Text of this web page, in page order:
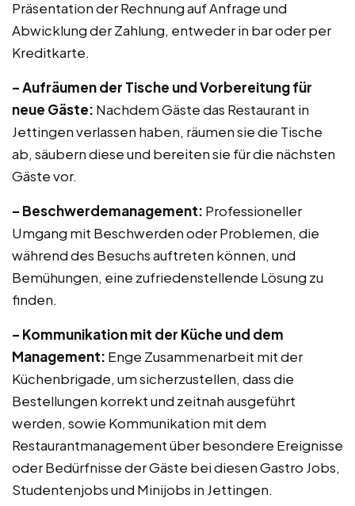
Präsentation der Rechnung auf Anfrage und
Abwicklung der Zahlung, entweder in bar oder per
Kreditkarte.
– Aufräumen der Tische und Vorbereitung für
neue Gäste: Nachdem Gäste das Restaurant in
Jettingen verlassen haben, räumen sie die Tische
ab, säubern diese und bereiten sie für die nächsten
Gäste vor.
– Beschwerdemanagement: Professioneller
Umgang mit Beschwerden oder Problemen, die
während des Besuchs auftreten können, und
Bemühungen, eine zufriedenstellende Lösung zu
finden.
– Kommunikation mit der Küche und dem
Management: Enge Zusammenarbeit mit der
Küchenbrigade, um sicherzustellen, dass die
Bestellungen korrekt und zeitnah ausgeführt
werden, sowie Kommunikation mit dem
Restaurantmanagement über besondere Ereignisse
oder Bedürfnisse der Gäste bei diesen Gastro Jobs,
Studentenjobs und Minijobs in Jettingen.